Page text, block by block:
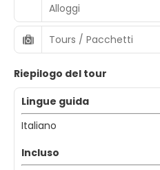
Alloggi
Tours / Pacchetti
Riepilogo del tour
Lingue guida
Italiano
Incluso